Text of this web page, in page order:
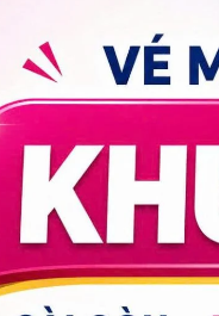
18/09